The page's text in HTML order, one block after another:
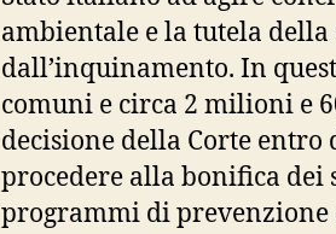
ambientale e la tutela
dall’inquinamento. In
comuni e circa 2 milioni e
decisione della Corte
procedere alla bonifica
programmi di